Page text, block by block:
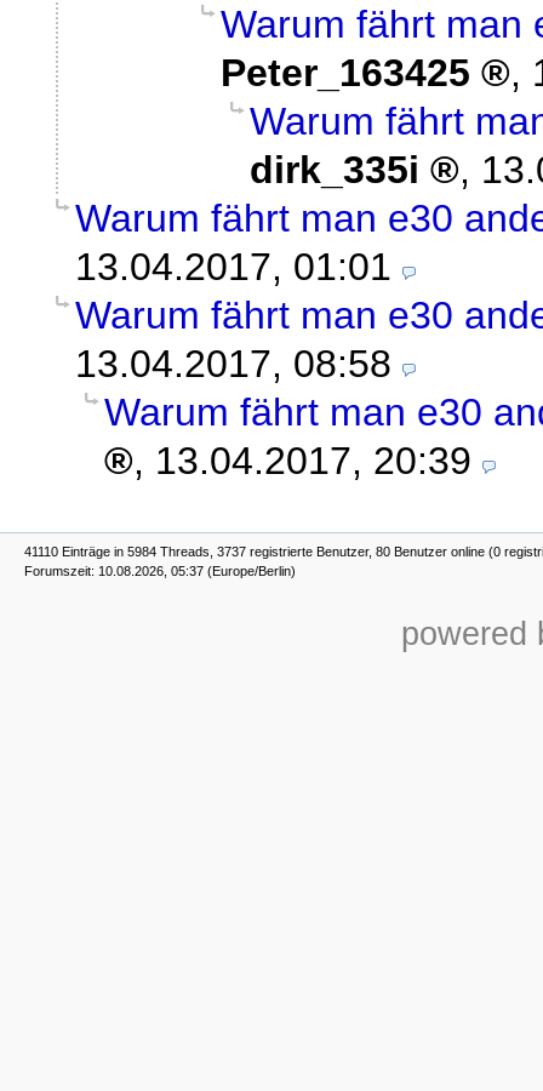
Warum fährt man
Peter_163425
,
Warum fährt
dirk_335i
,
Warum fährt man e30
13.04.2017, 01:01
Warum fährt man e30
13.04.2017, 08:58
Warum fährt man e30
, 13.04.2017, 20:39
41110 Einträge in 5984 Threads, 3737 registrierte Benutzer, 80 Benutzer online (0
Forumszeit: 10.08.2026, 05:37 (Europe/Berlin)
powered